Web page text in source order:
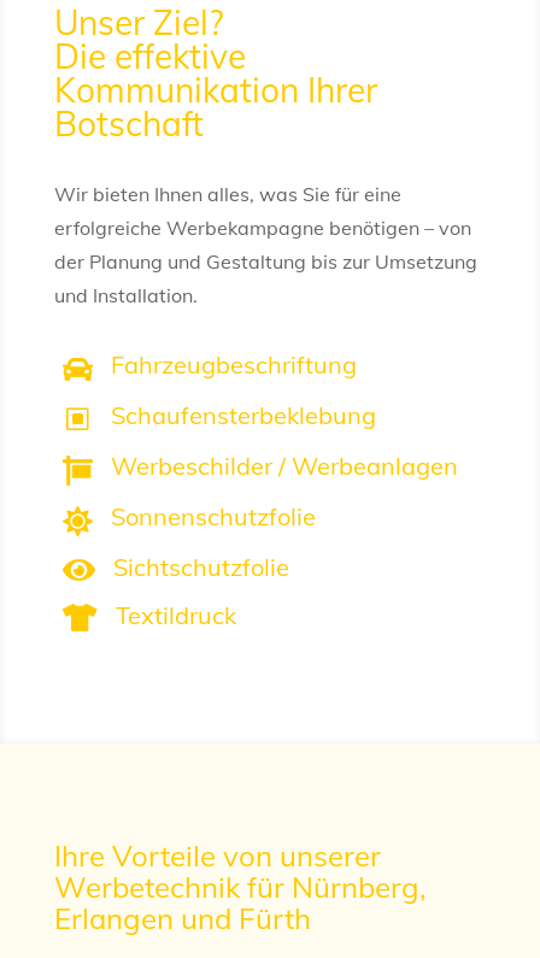
Unser Ziel?
Die effektive
Kommunikation Ihrer
Botschaft
Wir bieten Ihnen alles, was Sie für eine
erfolgreiche Werbekampagne benötigen – von
der Planung und Gestaltung bis zur Umsetzung
und Installation.

Fahrzeugbeschriftung
W
Schaufensterbeklebung

Werbeschilder / Werbeanlagen

Sonnenschutzfolie
 Sichtschutzfolie
 Textildruck
Ihre Vorteile von unserer
Werbetechnik für Nürnberg,
Erlangen und Fürth